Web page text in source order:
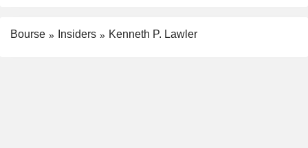
Bourse Insiders Kenneth P. Lawler